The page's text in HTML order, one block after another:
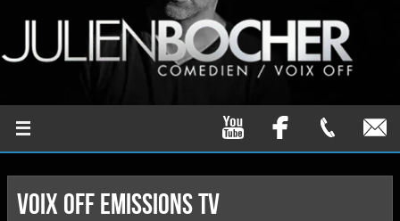
VOIX OFF EMISSIONS TV